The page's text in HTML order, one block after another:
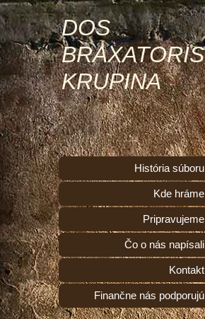
DOS
BRAXATORIS
KRUPINA
História súboru
Kde hráme
Pripravujeme
Čo o nás napísali
Kontakt
Finančne nás podporujú